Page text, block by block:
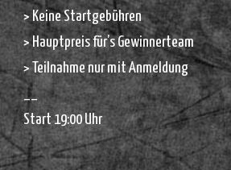
> Keine Startgebühren
> Hauptpreis für’s Gewinnerteam
> Teilnahme nur mit Anmeldung
__
Start 19:00 Uhr